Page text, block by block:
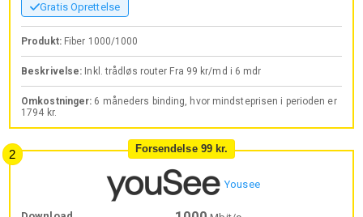
Gratis Oprettelse
Produkt: Fiber 1000/1000
Beskrivelse: Inkl. trådløs router Fra 99 kr/md i 6 mdr
Omkostninger: 6 måneders binding, hvor mindsteprisen i perioden er
1794 kr.
Forsendelse 99 kr.
Yousee